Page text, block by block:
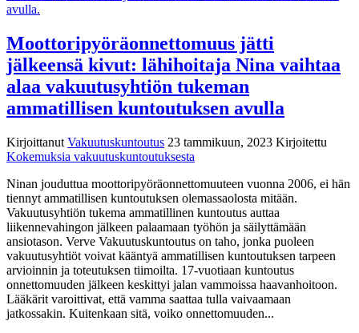
Moottoripyöräonnettomuus jätti
jälkeensä kivut: lähihoitaja Nina vaihtaa
alaa vakuutusyhtiön tukeman
ammatillisen kuntoutuksen avulla
Kirjoittanut Vakuutuskuntoutus 23 tammikuun, 2023 Kirjoitettu
Kokemuksia vakuutuskuntoutuksesta
Ninan jouduttua moottoripyöräonnettomuuteen vuonna 2006, ei hän
tiennyt ammatillisen kuntoutuksen olemassaolosta mitään.
Vakuutusyhtiön tukema ammatillinen kuntoutus auttaa
liikennevahingon jälkeen palaamaan työhön ja säilyttämään
ansiotason. Verve Vakuutuskuntoutus on taho, jonka puoleen
vakuutusyhtiöt voivat kääntyä ammatillisen kuntoutuksen tarpeen
arvioinnin ja toteutuksen tiimoilta. 17-vuotiaan kuntoutus
onnettomuuden jälkeen keskittyi jalan vammoissa haavanhoitoon.
Lääkärit varoittivat, että vamma saattaa tulla vaivaamaan
jatkossakin. Kuitenkaan sitä, voiko onnettomuuden...